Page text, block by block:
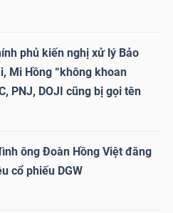
phủ kiến nghị xử lý Bảo
Mi Hồng “không khoan
PNJ, DOJI cũng bị gọi tên
ông Đoàn Hồng Việt đăng
cổ phiếu DGW